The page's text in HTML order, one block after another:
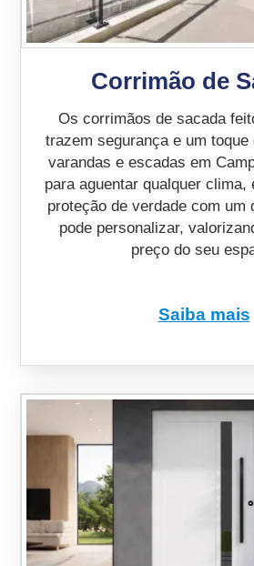
Corrimão de
Os corrimãos de sacada
trazem segurança e um toque
varandas e escadas em
para aguentar qualquer clima,
proteção de verdade com um
pode personalizar,
preço do seu
Saiba mais